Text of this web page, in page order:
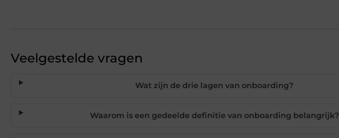
Veelgestelde vragen
Wat zijn de drie lagen van onboarding?
Waarom is een gedeelde definitie van onboarding belangrijk?